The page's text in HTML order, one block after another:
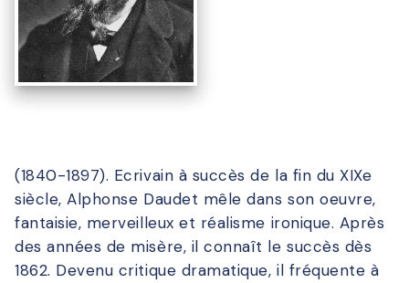
(1840-1897). Ecrivain à succès de la fin du XIXe
siècle, Alphonse Daudet mêle dans son oeuvre,
fantaisie, merveilleux et réalisme ironique. Après
des années de misère, il connaît le succès dès
1862. Devenu critique dramatique, il fréquente à